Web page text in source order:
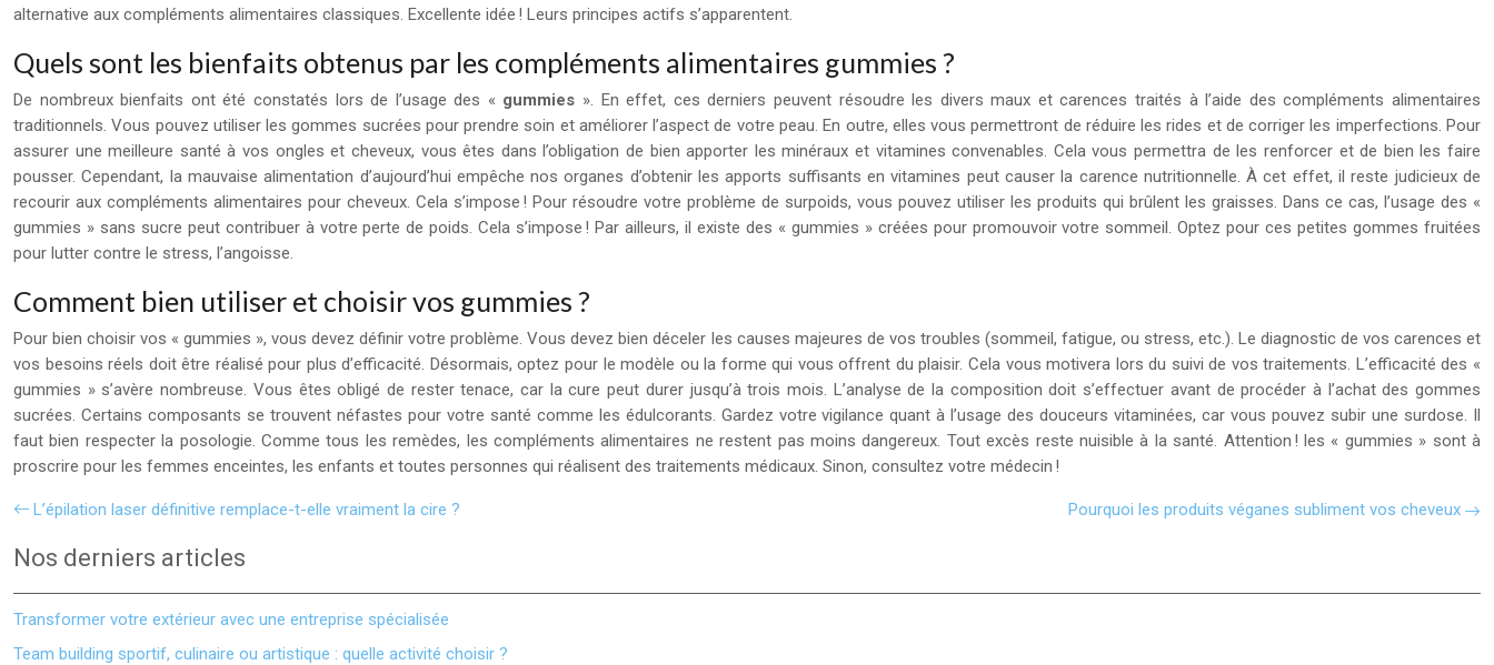
alternative aux compléments alimentaires classiques. Excellente idée ! Leurs principes actifs s’apparentent.
Quels sont les bienfaits obtenus par les compléments alimentaires gummies ?
De nombreux bienfaits ont été constatés lors de l’usage des « gummies ». En effet, ces derniers peuvent résoudre les divers maux et carences traités à l’aide des compléments alimentaires
traditionnels. Vous pouvez utiliser les gommes sucrées pour prendre soin et améliorer l’aspect de votre peau. En outre, elles vous permettront de réduire les rides et de corriger les imperfections. Pour
assurer une meilleure santé à vos ongles et cheveux, vous êtes dans l’obligation de bien apporter les minéraux et vitamines convenables. Cela vous permettra de les renforcer et de bien les faire
pousser. Cependant, la mauvaise alimentation d’aujourd’hui empêche nos organes d’obtenir les apports suffisants en vitamines peut causer la carence nutritionnelle. À cet effet, il reste judicieux de
recourir aux compléments alimentaires pour cheveux. Cela s’impose ! Pour résoudre votre problème de surpoids, vous pouvez utiliser les produits qui brûlent les graisses. Dans ce cas, l’usage des «
gummies » sans sucre peut contribuer à votre perte de poids. Cela s’impose ! Par ailleurs, il existe des « gummies » créées pour promouvoir votre sommeil. Optez pour ces petites gommes fruitées
pour lutter contre le stress, l’angoisse.
Comment bien utiliser et choisir vos gummies ?
Pour bien choisir vos « gummies », vous devez définir votre problème. Vous devez bien déceler les causes majeures de vos troubles (sommeil, fatigue, ou stress, etc.). Le diagnostic de vos carences et
vos besoins réels doit être réalisé pour plus d’efficacité. Désormais, optez pour le modèle ou la forme qui vous offrent du plaisir. Cela vous motivera lors du suivi de vos traitements. L’efficacité des «
gummies » s’avère nombreuse. Vous êtes obligé de rester tenace, car la cure peut durer jusqu’à trois mois. L’analyse de la composition doit s’effectuer avant de procéder à l’achat des gommes
sucrées. Certains composants se trouvent néfastes pour votre santé comme les édulcorants. Gardez votre vigilance quant à l’usage des douceurs vitaminées, car vous pouvez subir une surdose. Il
faut bien respecter la posologie. Comme tous les remèdes, les compléments alimentaires ne restent pas moins dangereux. Tout excès reste nuisible à la santé. Attention ! les « gummies » sont à
proscrire pour les femmes enceintes, les enfants et toutes personnes qui réalisent des traitements médicaux. Sinon, consultez votre médecin !
L’épilation laser définitive remplace-t-elle vraiment la cire ? Pourquoi les produits véganes subliment vos cheveux
Nos derniers articles
Transformer votre extérieur avec une entreprise spécialisée
Team building sportif, culinaire ou artistique : quelle activité choisir ?